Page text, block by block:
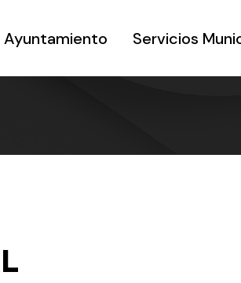
Ayuntamiento Servicios